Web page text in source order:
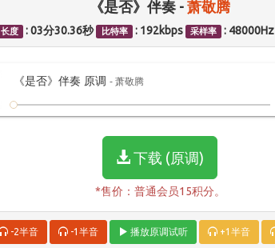
《是否》伴奏 - 萧敬腾
长度 : 03分30.36秒 比特率 : 192kbps 采样率 : 48000Hz
《是否》伴奏 原调 - 萧敬腾
下载 (原调)
*售价：普通会员15积分。
-2半音 -1半音 播放原调试听 +1半音